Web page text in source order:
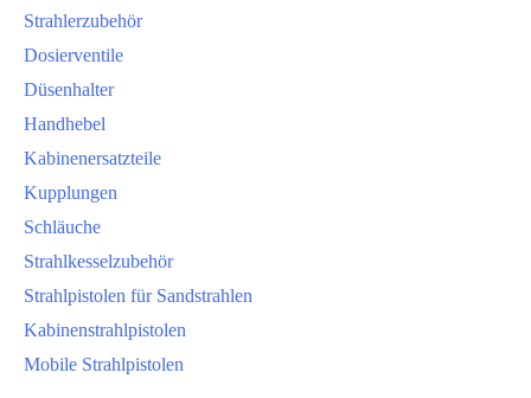
Strahlerzubehör
Dosierventile
Düsenhalter
Handhebel
Kabinenersatzteile
Kupplungen
Schläuche
Strahlkesselzubehör
Strahlpistolen für Sandstrahlen
Kabinenstrahlpistolen
Mobile Strahlpistolen